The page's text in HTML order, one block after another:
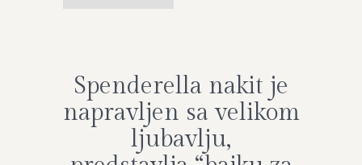
Spenderella nakit je
napravljen sa velikom
ljubavlju,